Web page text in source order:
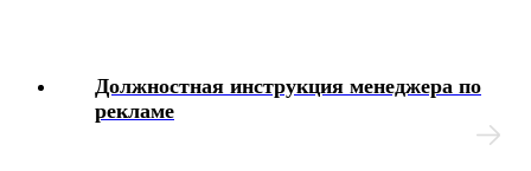
Материальная ответственность
Должностная инструкция менеджера по
рекламе